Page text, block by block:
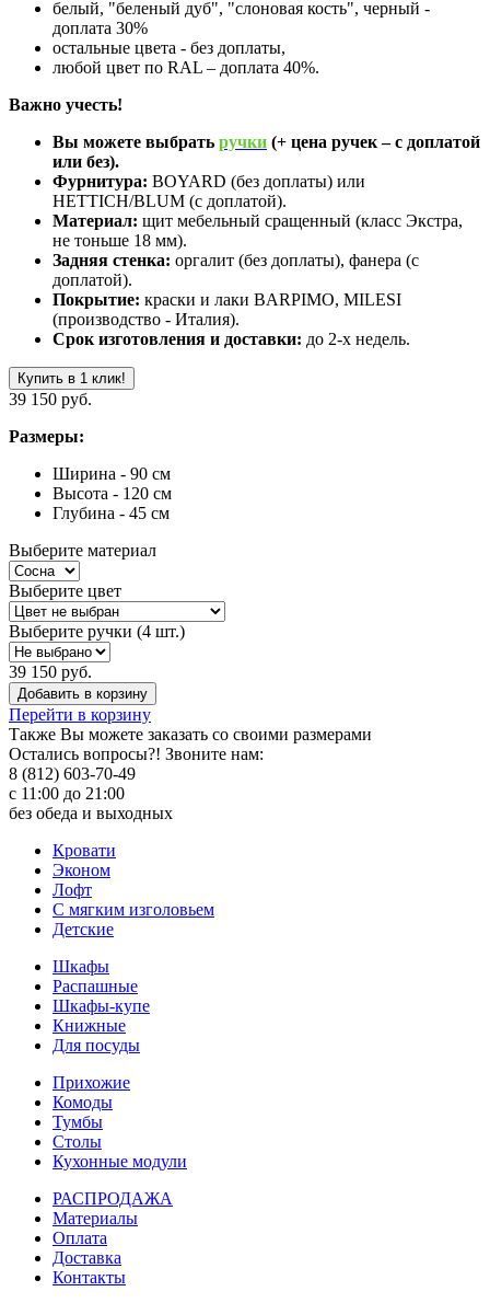
белый, "беленый дуб", "слоновая кость", черный -
доплата 30%
остальные цвета - без доплаты,
любой цвет по RAL – доплата 40%.
Важно учесть!
Вы можете выбрать ручки (+ цена ручек – с доплатой
или без).
Фурнитура: BOYARD (без доплаты) или
HETTICH/BLUM (с доплатой).
Материал: щит мебельный сращенный (класс Экстра,
не тоньше 18 мм).
Задняя стенка: оргалит (без доплаты), фанера (с
доплатой).
Покрытие: краски и лаки BARPIMO, MILESI
(производство - Италия).
Срок изготовления и доставки: до 2-х недель.
Купить в 1 клик!
39 150 руб.
Размеры:
Ширина - 90 см
Высота - 120 см
Глубина - 45 см
Выберите материал
Выберите цвет
Выберите ручки (4 шт.)
39 150 руб.
Добавить в корзину
Перейти в корзину
Также Вы можете заказать со своими размерами
Остались вопросы?! Звоните нам:
8 (812) 603-70-49
с 11:00 до 21:00
без обеда и выходных
Кровати
Эконом
Лофт
С мягким изголовьем
Детские
Шкафы
Распашные
Шкафы-купе
Книжные
Для посуды
Прихожие
Комоды
Тумбы
Столы
Кухонные модули
РАСПРОДАЖА
Материалы
Оплата
Доставка
Контакты